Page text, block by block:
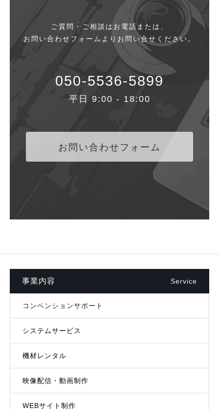
ご質問・ご相談はお電話または、
お問い合わせフォームよりお問い合せください。
050-5536-5899
平日 9:00 - 18:00
お問い合わせフォーム
事業内容 Service
コンベンションサポート
システムサービス
機材レンタル
映像配信・動画制作
WEBサイト制作